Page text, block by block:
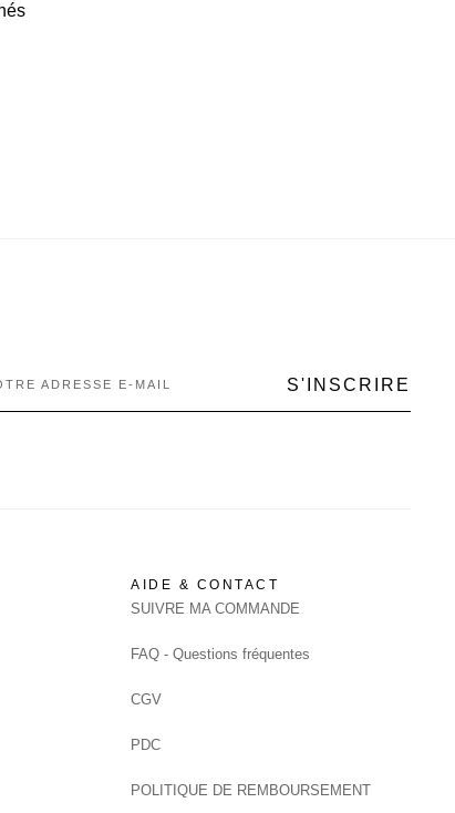
S'INSCRIRE
AIDE & CONTACT
SUIVRE MA COMMANDE
FAQ - Questions fréquentes
CGV
PDC
POLITIQUE DE REMBOURSEMENT